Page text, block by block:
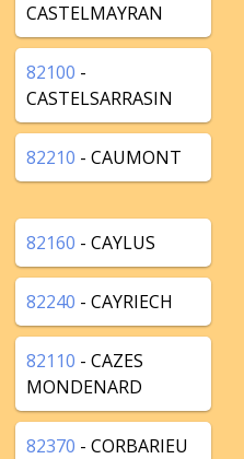
CASTELMAYRAN
82100 -
CASTELSARRASIN
82210 - CAUMONT
82160 - CAYLUS
82240 - CAYRIECH
82110 - CAZES
MONDENARD
82370 - CORBARIEU